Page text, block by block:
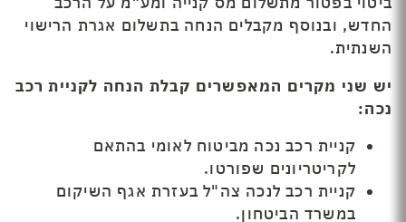
החדש, ובנוסף מקבלים הנחה בתשלום אגרת הרישוי
השנתית.
יש שני מקרים המאפשרים קבלת הנחה לקניית רכב
נכה:
קניית רכב נכה מביטוח לאומי בהתאם
לקריטריונים שפורטו.
קניית רכב לנכה צה"ל בעזרת אגף השיקום
במשרד הביטחון.